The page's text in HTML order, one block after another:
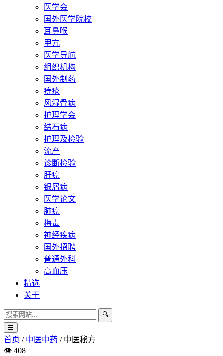
医学会
国外医学院校
耳鼻喉
甲亢
医学导航
组织机构
国外制药
痔疮
风湿骨病
护理学会
结石病
护理及检验
流产
诊断检验
肝癌
银屑病
医学论文
肺癌
梅毒
神经疾病
国外招聘
普通外科
高血压
精选
关于
🔍
☰
首页 / 中医中药 / 中医秘方
👁️ 408